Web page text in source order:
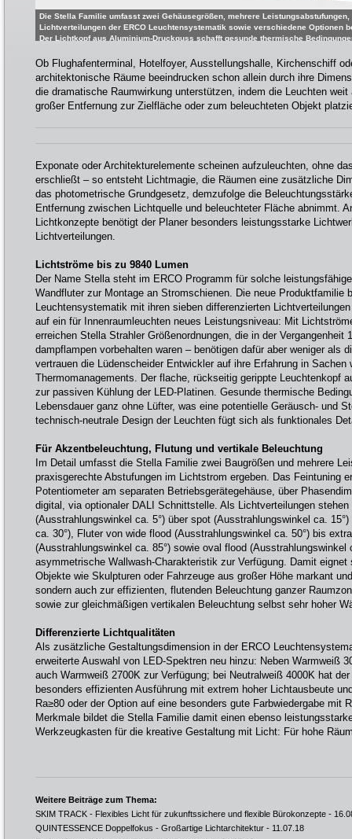
Die Stella Familie umfasst zwei Gehäusegrößen, mehrere
Lichtverteilungen der ERCO Leuchtensystematik sowie verschiedene Optionen
Der Lichtkopf aus Aluminium-Druckguss schafft gesunde thermische
Ob Flughafenterminal, Hotelfoyer, Ausstellungshalle, Kirchenschiff
architektonische Räume beeindrucken schon allein durch ihre
die dramatische Raumwirkung unterstützen, indem die Leuchten
großer Entfernung zur Zielfläche oder zum beleuchteten Objekt
Exponate oder Architekturelemente scheinen aufzuleuchten, ohne
erschließt – so entsteht Lichtmagie, die Räumen eine zusätzliche
das photometrische Grundgesetz, demzufolge die
Entfernung zwischen Lichtquelle und beleuchteter Fläche abnimmt.
Lichtkonzepte benötigt der Planer besonders leistungsstarke
Lichtverteilungen.
Lichtströme bis zu 9840 Lumen
Der Name Stella steht im ERCO Programm für solche
Wandfluter zur Montage an Stromschienen. Die neue Produktfamilie
Leuchtensystematik mit ihren sieben differenzierten
auf ein für Innenraumleuchten neues Leistungsniveau: Mit
erreichen Stella Strahler Größenordnungen, die in der Vergangenheit
dampflampen vorbehalten waren – benötigen dafür aber weniger als
vertrauen die Lüdenscheider Entwickler auf ihre Erfahrung in Sachen
Thermomanagements. Der flache, rückseitig gerippte Leuchtenkopf
zur passiven Kühlung der LED-Platinen. Gesunde thermische
Lebensdauer ganz ohne Lüfter, was eine potentielle Geräusch- und
technisch-neutrale Design der Leuchten fügt sich als funktionales
Für Akzentbeleuchtung, Flutung und vertikale Beleuchtung
Im Detail umfasst die Stella Familie zwei Baugrößen und mehrere
praxisgerechte Abstufungen im Lichtstrom ergeben. Das Feintuning
Potentiometer am separaten Betriebsgerätegehäuse, über
digital, via optionaler DALI Schnittstelle. Als Lichtverteilungen
(Ausstrahlungswinkel ca. 5°) über spot (Ausstrahlungswinkel ca.
ca. 30°), Fluter von wide flood (Ausstrahlungswinkel ca. 50°) bis
(Ausstrahlungswinkel ca. 85°) sowie oval flood (Ausstrahlungswinkel
asymmetrische Wallwash-Charakteristik zur Verfügung. Damit
Objekte wie Skulpturen oder Fahrzeuge aus großer Höhe markant
sondern auch zur effizienten, flutenden Beleuchtung ganzer
sowie zur gleichmäßigen vertikalen Beleuchtung selbst sehr hoher
Differenzierte Lichtqualitäten
Als zusätzliche Gestaltungsdimension in der ERCO
erweiterte Auswahl von LED-Spektren neu hinzu: Neben Warmweiß
auch Warmweiß 2700K zur Verfügung; bei Neutralweiß 4000K hat
besonders effizienten Ausführung mit extrem hoher Lichtausbeute
Ra≥80 oder der Option auf eine besonders gute Farbwiedergabe mit
Merkmale bildet die Stella Familie damit einen ebenso
Werkzeugkasten für die kreative Gestaltung mit Licht: Für hohe
Weitere Beiträge zum Thema:
SKIM TRACK - Flexibles Licht für zukunftssichere und flexible Bürokonzepte -
QUINTESSENCE Doppelfokus - Großartige Lichtarchitektur - 11.07.18